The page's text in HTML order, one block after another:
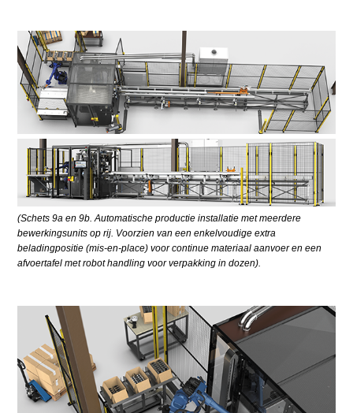
(Schets 9a en 9b. Automatische productie installatie met meerdere
bewerkingsunits op rij. Voorzien van een enkelvoudige extra
beladingpositie (mis-en-place) voor continue materiaal aanvoer en een
afvoertafel met robot handling voor verpakking in dozen).